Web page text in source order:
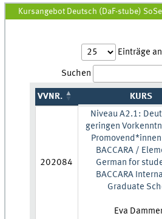
Kursangebot Deutsch (DaF-stube)
Einträge
Suchen
VVNR. KURS
202084
Niveau A2.1:
geringen
Promovend*innen
BACCARA /
German for
BACCARA
Graduate
Lehrkraft:
Eva